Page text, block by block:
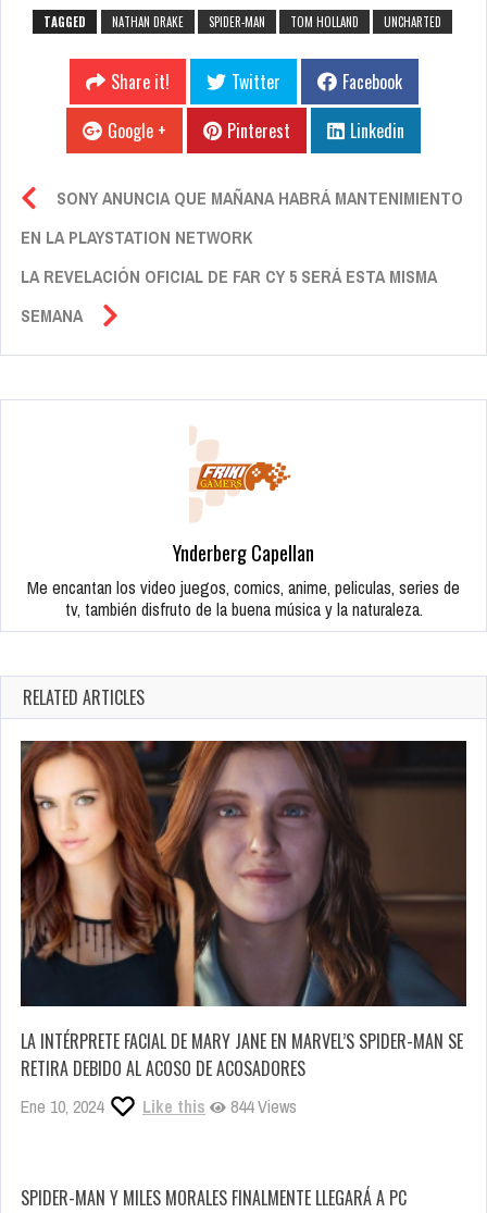
TAGGED NATHAN DRAKE SPIDER-MAN TOM HOLLAND UNCHARTED
Share it! Twitter
Facebook
Google +
Pinterest Linkedin
SONY ANUNCIA QUE MAÑANA HABRÁ MANTENIMIENTO
EN LA PLAYSTATION NETWORK
LA REVELACIÓN OFICIAL DE FAR CY 5 SERÁ ESTA MISMA
SEMANA
Ynderberg Capellan
Me encantan los video juegos, comics, anime, peliculas, series de
tv, también disfruto de la buena música y la naturaleza.
RELATED ARTICLES
LA INTÉRPRETE FACIAL DE MARY JANE EN MARVEL’S SPIDER-MAN SE
RETIRA DEBIDO AL ACOSO DE ACOSADORES
Ene 10, 2024 Like this 844 Views
SPIDER-MAN Y MILES MORALES FINALMENTE LLEGARÁ A PC